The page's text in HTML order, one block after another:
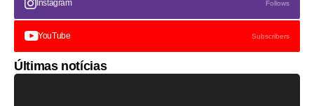
Instagram Follows
YouTube Subscribers
Últimas notícias